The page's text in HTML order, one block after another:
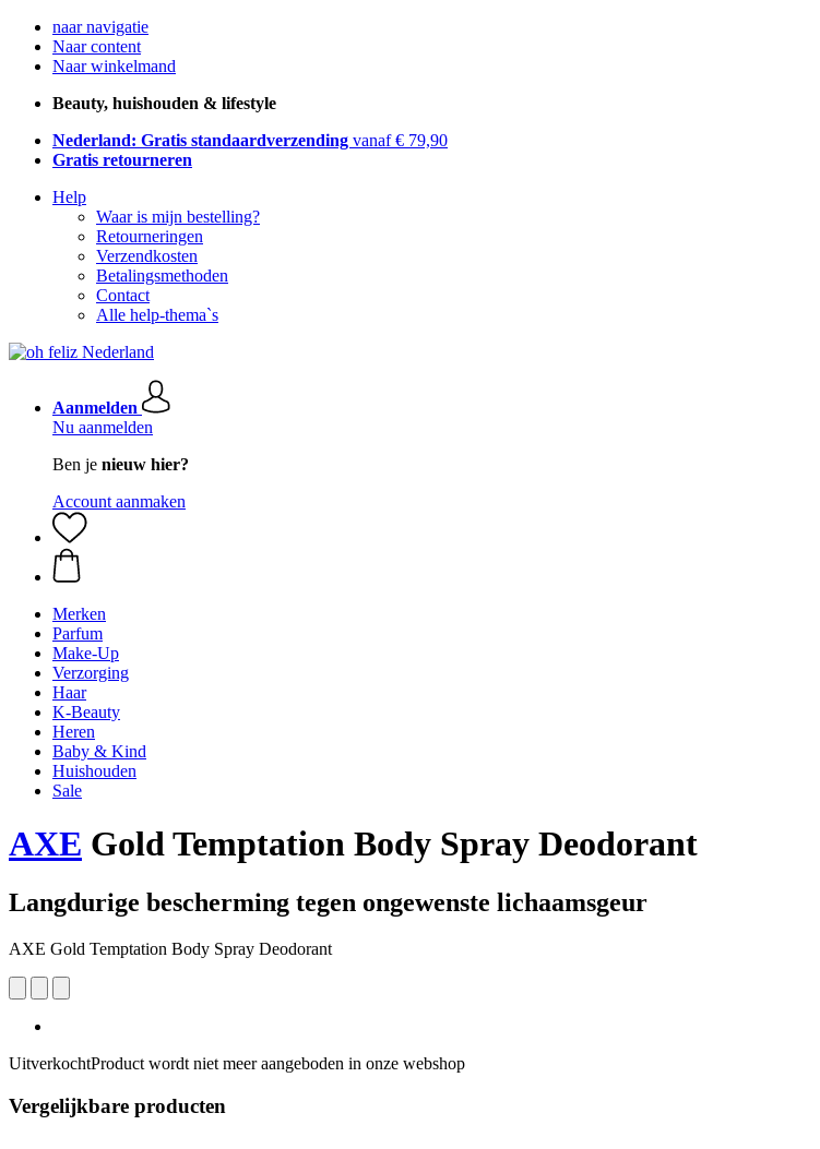
naar navigatie
Naar content
Naar winkelmand
Beauty, huishouden & lifestyle
Nederland: Gratis standaardverzending vanaf € 79,90
Gratis retourneren
Help
Waar is mijn bestelling?
Retourneringen
Verzendkosten
Betalingsmethoden
Contact
Alle help-thema`s
Aanmelden
Nu aanmelden
Ben je nieuw hier?
Account aanmaken
Merken
Parfum
Make-Up
Verzorging
Haar
K-Beauty
Heren
Baby & Kind
Huishouden
Sale
AXE Gold Temptation Body Spray Deodorant
Langdurige bescherming tegen ongewenste lichaamsgeur
AXE Gold Temptation Body Spray Deodorant
UitverkochtProduct wordt niet meer aangeboden in onze webshop
Vergelijkbare producten